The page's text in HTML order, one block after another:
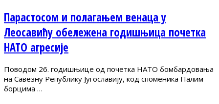
Парастосом и полагањем венаца у
Леосавићу обележена годишњица почетка
НАТО агресије
Поводом 26. годишњице од почетка НАТО бомбардовања
на Савезну Републику Југославију, код споменика Палим
борцима …